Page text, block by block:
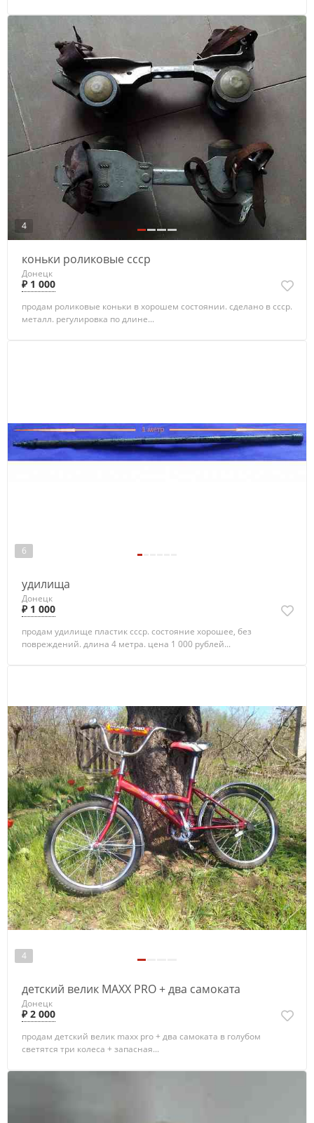
4
коньки роликовые ссср
Донецк
₽ 1 000
продам роликовые коньки в хорошем состоянии. сделано в ссср.
металл. регулировка по длине...
6
удилища
Донецк
₽ 1 000
продам удилище пластик ссср. состояние хорошее, без
повреждений. длина 4 метра. цена 1 000 рублей...
4
детский велик MAXX PRO + два самоката
Донецк
₽ 2 000
продам детский велик maxx pro + два самоката в голубом
светятся три колеса + запасная...